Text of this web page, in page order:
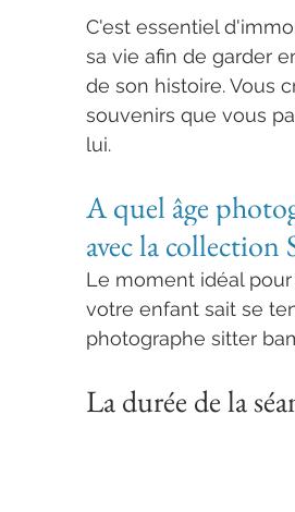
C'est essentiel
sa vie afin de garder
de son histoire. Vous
souvenirs que vous
lui.
A quel âge
avec la collection
Le moment idéal
votre enfant sait se
photographe sitter
La durée de la